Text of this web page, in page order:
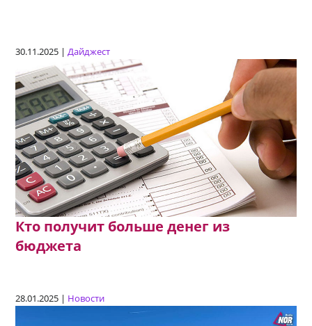
30.11.2025 |Дайджест
Кто получит больше денег из
бюджета
28.01.2025 | Новости